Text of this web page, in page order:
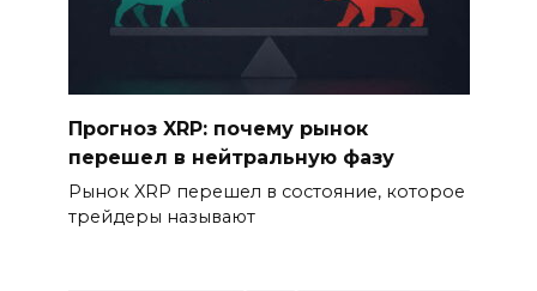
Прогноз XRP: почему рынок
перешел в нейтральную фазу
Рынок XRP перешел в состояние, которое
трейдеры называют